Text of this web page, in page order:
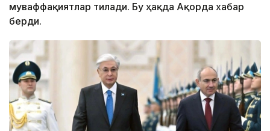
муваффақиятлар тилади. Бу ҳақда Ақорда хабар
берди.